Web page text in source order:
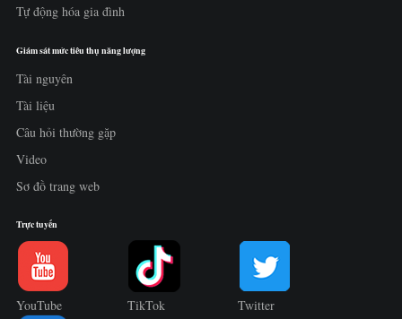
Tự động hóa gia đình
Giám sát mức tiêu thụ năng lượng
Tài nguyên
Tài liệu
Câu hỏi thường gặp
Video
Sơ đồ trang web
Trực tuyến
YouTube TikTok Twitter